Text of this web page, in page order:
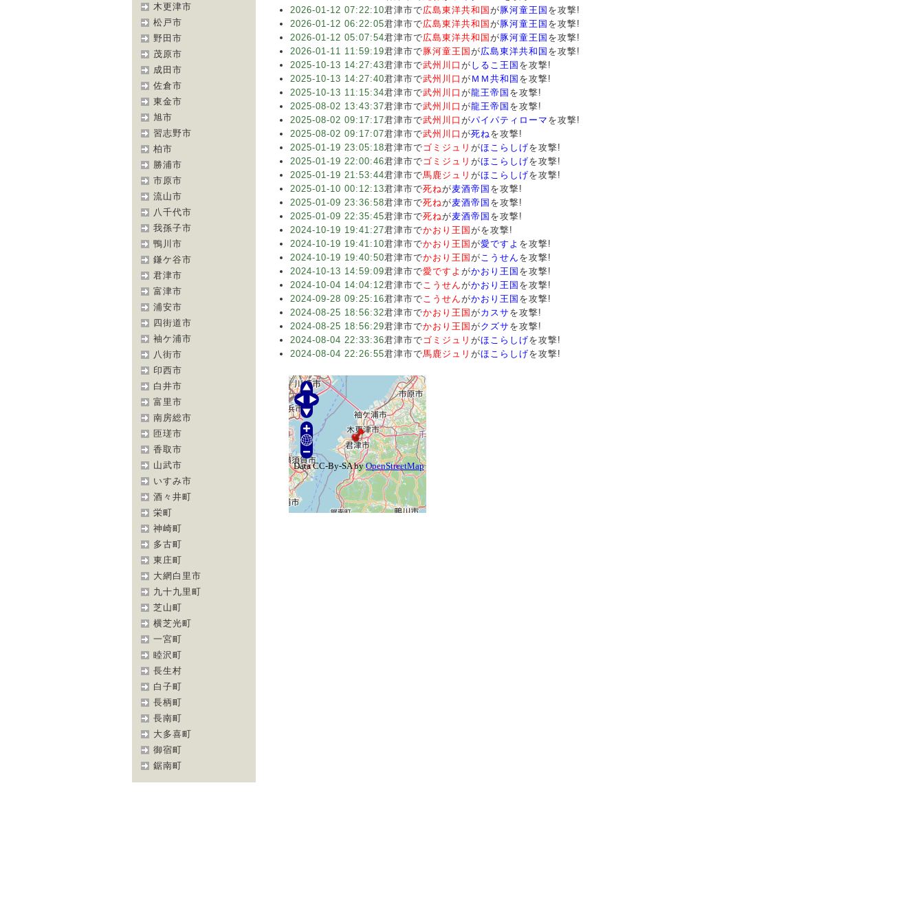
木更津市
松戸市
野田市
茂原市
成田市
佐倉市
東金市
旭市
習志野市
柏市
勝浦市
市原市
流山市
八千代市
我孫子市
鴨川市
鎌ケ谷市
君津市
富津市
浦安市
四街道市
袖ケ浦市
八街市
印西市
白井市
富里市
南房総市
匝瑳市
香取市
山武市
いすみ市
酒々井町
栄町
神崎町
多古町
東庄町
大網白里市
九十九里町
芝山町
横芝光町
一宮町
睦沢町
長生村
白子町
長柄町
長南町
大多喜町
御宿町
鋸南町
2026-01-12 07:22:10君津市で広島東洋共和国 が豚河童王国 を攻撃!
2026-01-12 06:22:05君津市で広島東洋共和国 が豚河童王国 を攻撃!
2026-01-12 05:07:54君津市で広島東洋共和国 が豚河童王国 を攻撃!
2026-01-11 11:59:19君津市で豚河童王国 が広島東洋共和国 を攻撃!
2025-10-13 14:27:43君津市で武州川口 が しるこ王国 を攻撃!
2025-10-13 14:27:40君津市で武州川口 が ＭＭ共和国 を攻撃!
2025-10-13 11:15:34君津市で武州川口 が龍王帝国 を攻撃!
2025-08-02 13:43:37君津市で武州川口 が龍王帝国 を攻撃!
2025-08-02 09:17:17君津市で武州川口 がパイパティローマ を攻撃!
2025-08-02 09:17:07君津市で武州川口 が死ねを攻撃!
2025-01-19 23:05:18君津市でゴミジュリ がほこらしげを攻撃!
2025-01-19 22:00:46君津市でゴミジュリ がほこらしげを攻撃!
2025-01-19 21:53:44君津市で馬鹿ジュリ がほこらしげを攻撃!
2025-01-10 00:12:13君津市で死ねが麦酒帝国 を攻撃!
2025-01-09 23:36:58君津市で死ねが麦酒帝国 を攻撃!
2025-01-09 22:35:45君津市で死ねが麦酒帝国 を攻撃!
2024-10-19 19:41:27君津市でかおり王国 がを攻撃!
2024-10-19 19:41:10君津市でかおり王国 が愛ですよ を攻撃!
2024-10-19 19:40:50君津市でかおり王国 がこうせん を攻撃!
2024-10-13 14:59:09君津市で愛ですよ がかおり王国 を攻撃!
2024-10-04 14:04:12君津市でこうせんがかおり王国 を攻撃!
2024-09-28 09:25:16君津市でこうせんがかおり王国 を攻撃!
2024-08-25 18:56:32君津市でかおり王国 がカスサを攻撃!
2024-08-25 18:56:29君津市でかおり王国 がクズサを攻撃!
2024-08-04 22:33:36君津市でゴミジュリ がほこらしげを攻撃!
2024-08-04 22:26:55君津市で馬鹿ジュリ がほこらしげを攻撃!